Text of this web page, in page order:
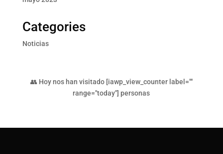
Categories
Noticias
👥 Hoy nos han visitado [iawp_view_counter label=""
range="today"] personas